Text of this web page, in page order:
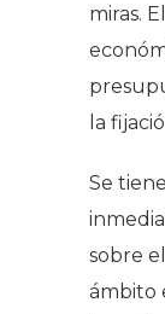
miras.
la
Se
sobre
ámbito